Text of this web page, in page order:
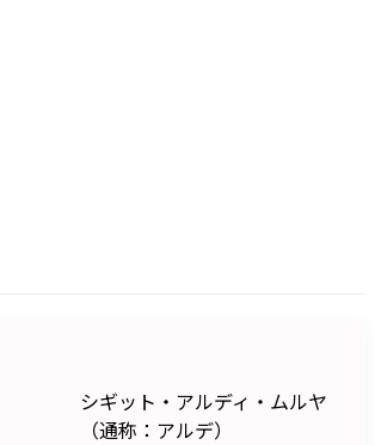
シギット・アルディ・ムルヤ
（通称：アルデ）